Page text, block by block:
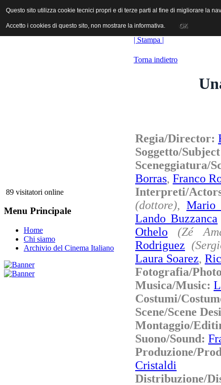
ANICA | Associazione Nazionale Industrie Cinematografiche
89 visitatori online
Menu Principale
Home
Chi siamo
Archivio del Cinema Italiano
| Stampa |
Torna indietro
Regia/Director:
Soggetto/
Sceneggiatura/
Borras, Franco
Interpreti/
(dottore), Mario
Lando Buzzanca
Othelo
(Zé
Rodriguez
Laura Soarez,
Fotografia/
Musica/Music:
Costumi/
Scene/Scene
Montaggio/
Suono/Sound:
Produzione/
Cristaldi
Distribuzione/
Questo sito utilizza cookie tecnici propri e di terze parti al fine di migliorare la
Accetto i cookies di questo sito, non mostrare la informativa. OK
Questo sito utilizza cookie tecnici propri e di terze parti al fine di migliorare la
Accetto i cookies di questo sito, non mostrare la informativa. OK